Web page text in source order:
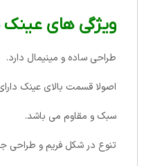
ویژگی های عینک
طراحی ساده و مینیمال دارد.
اصولا قسمت بالای عینک
سبک و مقاوم می باشد.
تنوع در شکل فریم و طراحی